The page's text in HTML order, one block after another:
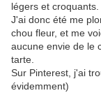
légers et croquants.
J'ai donc été me
chou fleur, et me
aucune envie de le
tarte.
Sur Pinterest, j'ai
évidemment)